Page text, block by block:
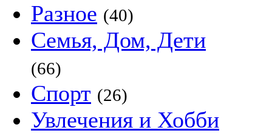
Разное (40)
Семья, Дом, Дети
(66)
Спорт (26)
Увлечения и Хобби